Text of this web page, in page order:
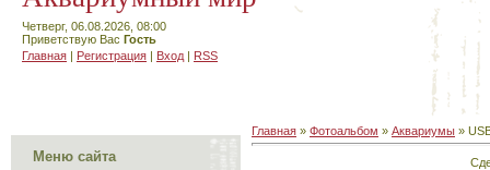
Четверг, 06.08.2026, 08:00
Приветствую Вас Гость
Главная | Регистрация | Вход | RSS
Меню сайта
Главная » Фотоальбом » Аквариумы »